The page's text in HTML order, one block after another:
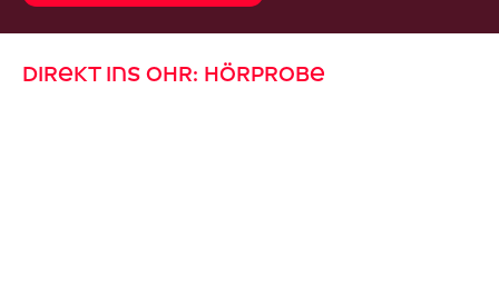
Direkt ins Ohr: Hörprobe